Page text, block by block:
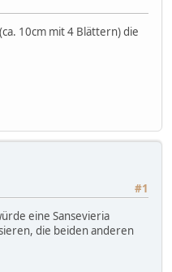
10cm mit 4 Blättern) die
#1
eine Sansevieria
die beiden anderen